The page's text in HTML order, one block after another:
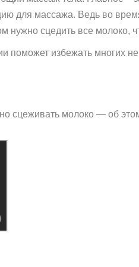
для массажа. Ведь во
нужно сцедить все молоко,
поможет избежать
сцеживать молоко — об